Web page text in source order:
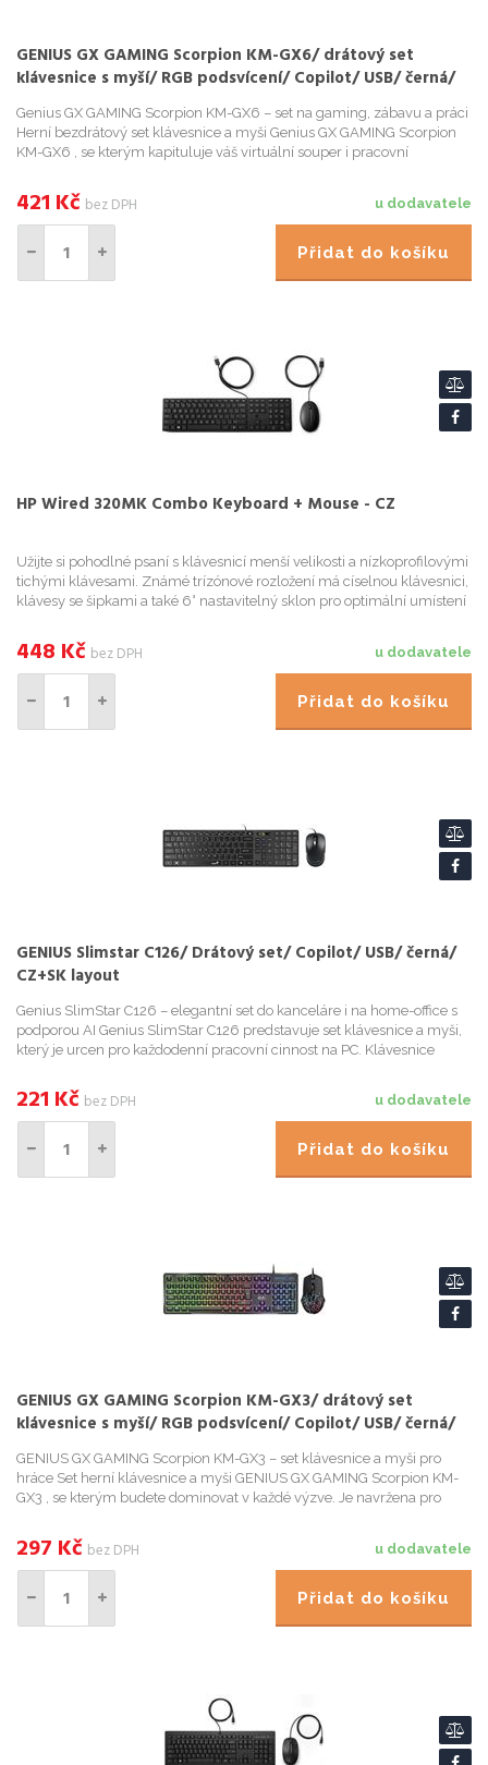
GENIUS GX GAMING Scorpion KM-GX6/ drátový set
klávesnice s myší/ RGB podsvícení/ Copilot/ USB/ černá/
CZ+SK layout
Genius GX GAMING Scorpion KM-GX6 – set na gaming, zábavu a práci
Herní bezdrátový set klávesnice a myši Genius GX GAMING Scorpion
KM-GX6 , se kterým kapituluje váš virtuální souper i pracovní
u dodavatele
421 Kč bez DPH
Přidat do košíku
HP Wired 320MK Combo Keyboard + Mouse - CZ
Užijte si pohodlné psaní s klávesnicí menší velikosti a nízkoprofilovými
tichými klávesami. Známé trízónové rozložení má císelnou klávesnici,
klávesy se šipkami a také 6° nastavitelný sklon pro optimální umístení
u dodavatele
448 Kč bez DPH
Přidat do košíku
GENIUS Slimstar C126/ Drátový set/ Copilot/ USB/ černá/
CZ+SK layout
Genius SlimStar C126 – elegantní set do kanceláre i na home-office s
podporou AI Genius SlimStar C126 predstavuje set klávesnice a myši,
který je urcen pro každodenní pracovní cinnost na PC. Klávesnice
u dodavatele
221 Kč bez DPH
Přidat do košíku
GENIUS GX GAMING Scorpion KM-GX3/ drátový set
klávesnice s myší/ RGB podsvícení/ Copilot/ USB/ černá/
CZ+SK layout
GENIUS GX GAMING Scorpion KM-GX3 – set klávesnice a myši pro
hráce Set herní klávesnice a myši GENIUS GX GAMING Scorpion KM-
GX3 , se kterým budete dominovat v každé výzve. Je navržena pro
u dodavatele
297 Kč bez DPH
Přidat do košíku